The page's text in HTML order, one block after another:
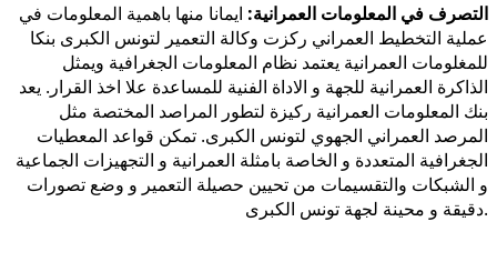
التصرف في المعلومات العمرانية: ايمانا منها باهمية المعلومات في
عملية التخطيط العمراني ركزت وكالة التعمير لتونس الكبرى بنكا
للمغلومات العمرانية يعتمد نظام المعلومات الجغرافية ويمثل
الذاكرة العمرانية للجهة و الاداة الفنية للمساعدة علا اخذ القرار. يعد
بنك المعلومات العمرانية ركيزة لتطور المراصد المختصة مثل
المرصد العمراني الجهوي لتونس الكبرى. تمكن قواعد المعطيات
الجغرافية المتعددة و الخاصة بامثلة العمرانية و التجهيزات الجماعية
و الشبكات والتقسيمات من تحيين حصيلة التعمير و وضع تصورات
دقيقة و محينة لجهة تونس الكبرى.